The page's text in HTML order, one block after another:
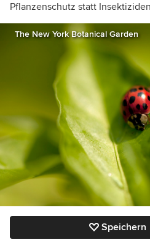
Pflanzenschutz statt
The New York Botanical Garden
Speichern